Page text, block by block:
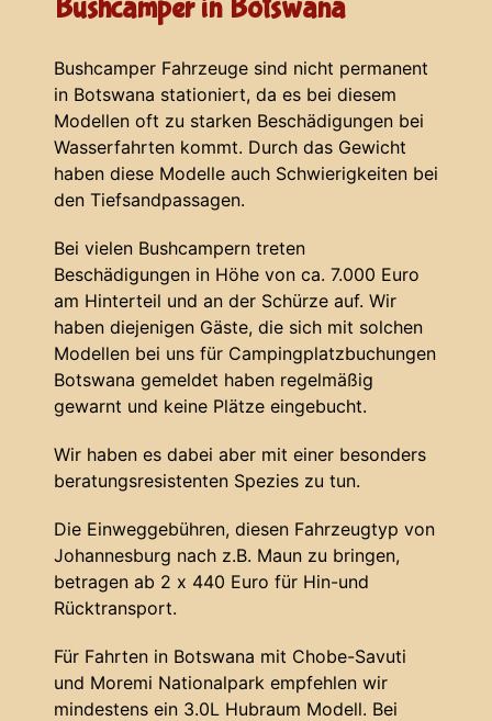
Bushcamper in Botswana
Bushcamper Fahrzeuge sind nicht permanent
in Botswana stationiert, da es bei diesem
Modellen oft zu starken Beschädigungen bei
Wasserfahrten kommt. Durch das Gewicht
haben diese Modelle auch Schwierigkeiten bei
den Tiefsandpassagen.
Bei vielen Bushcampern treten
Beschädigungen in Höhe von ca. 7.000 Euro
am Hinterteil und an der Schürze auf. Wir
haben diejenigen Gäste, die sich mit solchen
Modellen bei uns für Campingplatzbuchungen
Botswana gemeldet haben regelmäßig
gewarnt und keine Plätze eingebucht.
Wir haben es dabei aber mit einer besonders
beratungsresistenten Spezies zu tun.
Die Einweggebühren, diesen Fahrzeugtyp von
Johannesburg nach z.B. Maun zu bringen,
betragen ab 2 x 440 Euro für Hin-und
Rücktransport.
Für Fahrten in Botswana mit Chobe-Savuti
und Moremi Nationalpark empfehlen wir
mindestens ein 3.0L Hubraum Modell. Bei